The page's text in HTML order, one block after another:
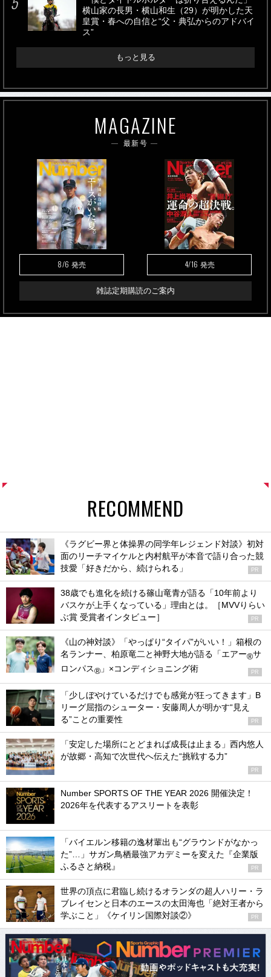
横山家の長男・横山和生（29）が明かした天
皇賞・春への自信と“父・典弘からのアドバイ
ス”
もっと見る
MAGAZINE
最新号
8/6 発売 4/16 発売
雑誌定期購読のご案内
RECOMMEND
《ラグビー界と体操界の同学年レジェンド対談》初対
面のリーチマイケルと内村航平が本音で語り合った競
技愛「好きだから、続けられる」
PR
38歳でも進化を続ける篠山竜青が語る「10年前より
バスケが上手くなっている」理由とは。［MVVりらい
ぶ賞 受賞者インタビュー］
PR
《山の神対談》「やっぱり“タイパ”がいい！」箱根の
名ランナー、柏原竜二と神野大地が語る「エアー®サ
ロンパス® 」×コンディショニング術 PR
「少しぼやけているだけでも感覚が狂ってきます」B
リーグ屈指のシューター・安藤周人が明かす“見え
る”ことの重要性
PR
「安定した場所にとどまれば成長は止まる」西内悠人
が故郷・高知で次世代へ伝えた“挑戦する力”
PR
Number SPORTS OF THE YEAR 2026 開催決定！
2026年を代表するアスリートを表彰
「バイエルン移籍の逸材輩出も“グラウンドがなかっ
た”…」サガン鳥栖最強アカデミーを変えた『企業版
ふるさと納税』
PR
世界の頂点に君臨し続けるオランダの超人ハリー・ラ
ブレイセンと日本のエースの太田海也「絶対王者から
学ぶこと」《ケイリン国際対談②》
PR